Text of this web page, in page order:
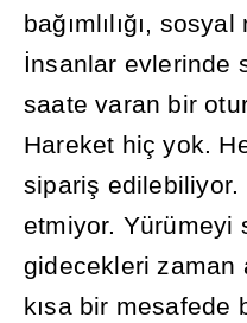
bağımlılığı, sosyal
İnsanlar evlerinde
saate varan bir
Hareket hiç yok.
sipariş edilebiliyor.
etmiyor. Yürümeyi
gidecekleri zaman
kısa bir mesafede